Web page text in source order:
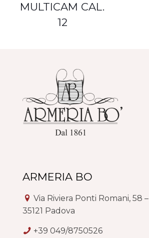
MULTICAM CAL.
12
ARMERIA BO
Via Riviera Ponti Romani, 58 –
35121 Padova
+39 049/8750526